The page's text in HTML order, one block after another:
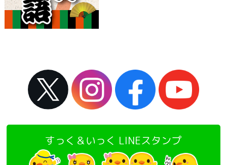
すっく＆いっく LINEスタンプ